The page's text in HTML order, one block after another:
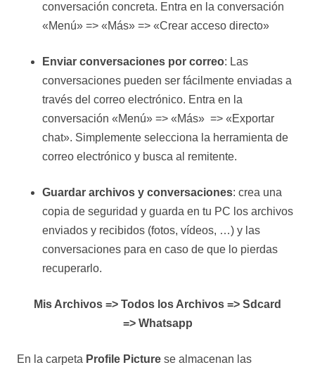
conversación concreta. Entra en la conversación
«Menú» => «Más» => «Crear acceso directo»
Enviar conversaciones por correo: Las
conversaciones pueden ser fácilmente enviadas a
través del correo electrónico. Entra en la
conversación «Menú» => «Más» => «Exportar
chat». Simplemente selecciona la herramienta de
correo electrónico y busca al remitente.
Guardar archivos y conversaciones: crea una
copia de seguridad y guarda en tu PC los archivos
enviados y recibidos (fotos, vídeos, …) y las
conversaciones para en caso de que lo pierdas
recuperarlo.
Mis Archivos => Todos los Archivos => Sdcard
=> Whatsapp
En la carpeta Profile Picture se almacenan las